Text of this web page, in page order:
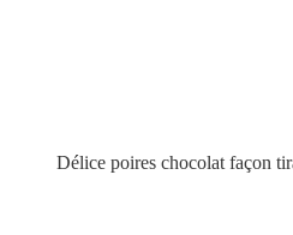
Délice poires chocolat façon